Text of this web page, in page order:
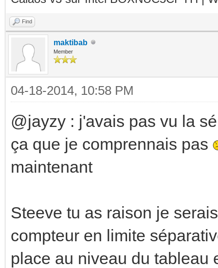
Find
maktibab
Member
04-18-2014, 10:58 PM
@jayzy : j'avais pas vu la
ça que je comprennais pas
maintenant
Steeve tu as raison je
compteur en limite
place au niveau du tableau